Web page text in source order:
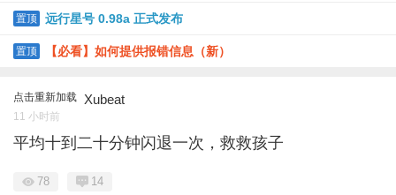
置顶 远行星号 0.98a 正式发布
置顶 【必看】如何提供报错信息（新）
点击重新加载 Xubeat
11 小时前
平均十到二十分钟闪退一次，救救孩子
78 14